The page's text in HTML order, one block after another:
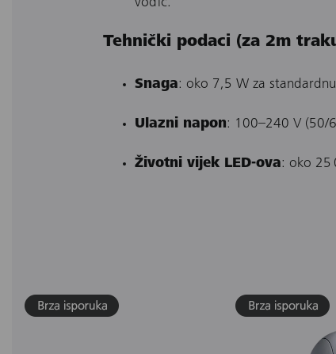
vodič.
Tehnički podaci (za 2m
Snaga: oko 7,5 W za
Ulazni napon: 100–240 V (50/
Životni vijek LED-ova: oko 25